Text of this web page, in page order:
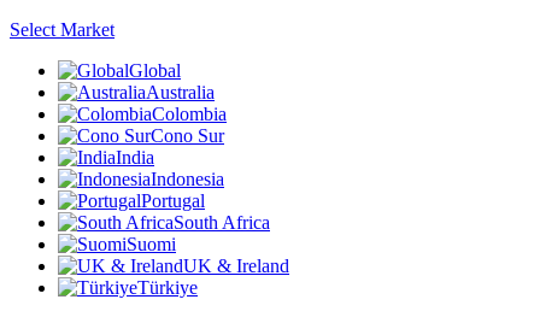
Select Market
Global
Australia
Colombia
Cono Sur
India
Indonesia
Portugal
South Africa
Suomi
UK & Ireland
Türkiye